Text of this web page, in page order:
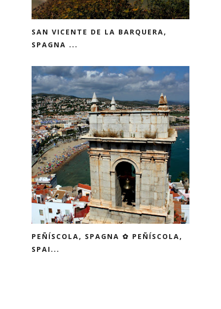
SAN VICENTE DE LA BARQUERA,
SPAGNA ...
PEÑÍSCOLA, SPAGNA ✿ PEÑÍSCOLA,
SPAI...